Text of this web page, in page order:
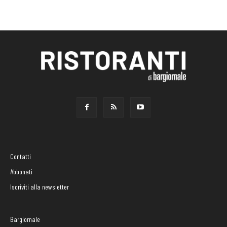
Contatti
Abbonati
Iscriviti alla newsletter
Bargiornale